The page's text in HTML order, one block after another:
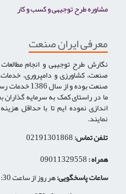
مشاوره طرح توجیهی و کسب و کار
معرفی ایران صنعت
نگارش طرح توجیهی و انجام
صنعت، کشاورزی و دامپروری،
صنعت بوده و
ما در راستای کمک به سرمایه گذاران
اندازی نموده ایم تا با حداقل
نمایند.
تلفن تماس:
همراه :
ساعات پاسخگویی:هر روز از ساعت 8:30 تا 15:30 - بجز ایام تعطیل